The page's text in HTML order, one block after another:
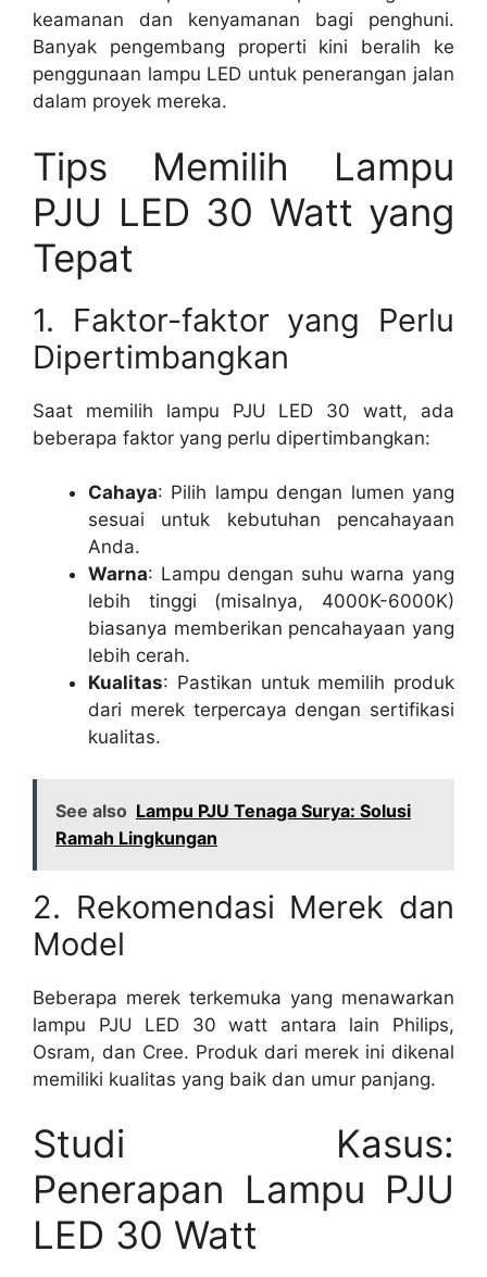
keamanan dan kenyamanan bagi penghuni.
Banyak pengembang properti kini beralih ke
penggunaan lampu LED untuk penerangan jalan
dalam proyek mereka.
Tips Memilih Lampu
PJU LED 30 Watt yang
Tepat
1. Faktor-faktor yang Perlu
Dipertimbangkan
Saat memilih lampu PJU LED 30 watt, ada
beberapa faktor yang perlu dipertimbangkan:
Cahaya: Pilih lampu dengan lumen yang
sesuai untuk kebutuhan pencahayaan
Anda.
Warna: Lampu dengan suhu warna yang
lebih tinggi (misalnya, 4000K-6000K)
biasanya memberikan pencahayaan yang
lebih cerah.
Kualitas: Pastikan untuk memilih produk
dari merek terpercaya dengan sertifikasi
kualitas.
See also Lampu PJU Tenaga Surya: Solusi
Ramah Lingkungan
2. Rekomendasi Merek dan
Model
Beberapa merek terkemuka yang menawarkan
lampu PJU LED 30 watt antara lain Philips,
Osram, dan Cree. Produk dari merek ini dikenal
memiliki kualitas yang baik dan umur panjang.
Studi Kasus:
Penerapan Lampu PJU
LED 30 Watt